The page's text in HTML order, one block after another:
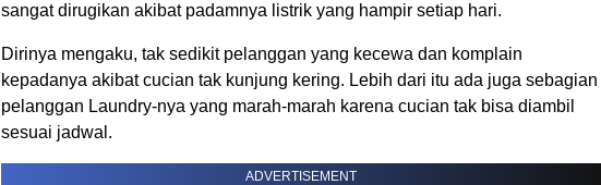
sangat dirugikan akibat padamnya listrik yang hampir setiap hari.
Dirinya mengaku, tak sedikit pelanggan yang kecewa dan komplain
kepadanya akibat cucian tak kunjung kering. Lebih dari itu ada juga sebagian
pelanggan Laundry-nya yang marah-marah karena cucian tak bisa diambil
sesuai jadwal.
ADVERTISEMENT